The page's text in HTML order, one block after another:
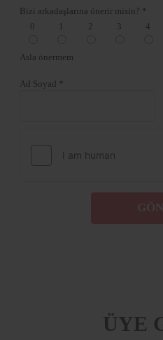
Bizi arkadaşlarına önerir misin? *
0
1 2 3 4
Asla önermem
Ad Soyad *
ÜYE